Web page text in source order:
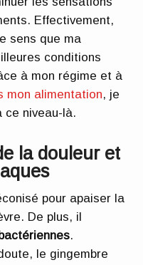
Effectivement,
sens que ma
conditions
à mon régime et à
mon alimentation, je
ce niveau-là.
la douleur et
pour apaiser la
De plus, il
.
le gingembre